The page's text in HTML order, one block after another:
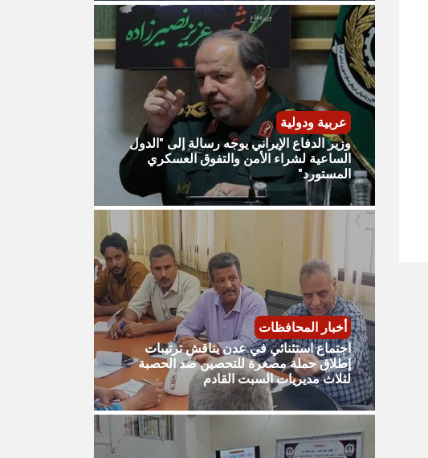
عربية ودولية
وزير الدفاع الإيراني يوجه رسالة إلى "الدول
الساعية لشراء الأمن والتفوق العسكري
المستورد"
أخبار المحافظات
اجتماع استثنائي في عدن يناقش ترتيبات
إطلاق حملة مصغرة للتحصين ضد الحصبة
لثلاث مديريات السبت القادم